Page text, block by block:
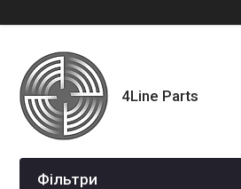
4Line Parts
Фільтри